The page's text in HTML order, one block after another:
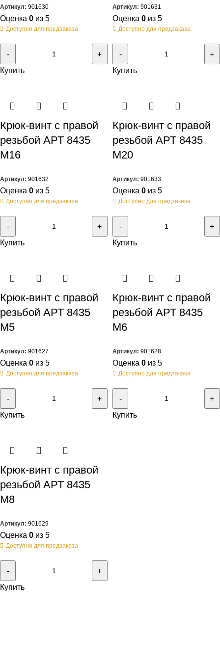
Артикул: 901630
Оценка 0 из 5
Доступно для предзаказа
Купить
Артикул: 901631
Оценка 0 из 5
Доступно для предзаказа
Купить
Крюк-винт с правой
резьбой АРТ 8435
M16
Артикул: 901632
Оценка 0 из 5
Доступно для предзаказа
Купить
Крюк-винт с правой
резьбой АРТ 8435
M20
Артикул: 901633
Оценка 0 из 5
Доступно для предзаказа
Купить
Крюк-винт с правой
резьбой АРТ 8435
M5
Артикул: 901627
Оценка 0 из 5
Доступно для предзаказа
Купить
Крюк-винт с правой
резьбой АРТ 8435
M6
Артикул: 901628
Оценка 0 из 5
Доступно для предзаказа
Купить
Крюк-винт с правой
резьбой АРТ 8435
M8
Артикул: 901629
Оценка 0 из 5
Доступно для предзаказа
Купить